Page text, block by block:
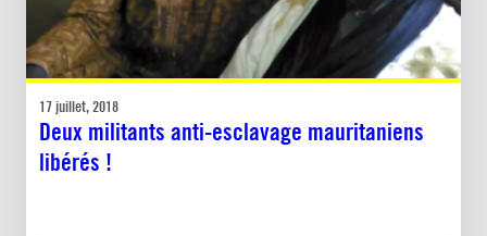
17 juillet, 2018
Deux militants anti-esclavage mauritaniens
libérés !